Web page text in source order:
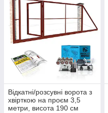
Відкатні/розсувні ворота з
хвірткою на проєм 3,5
метри, висота 190 см